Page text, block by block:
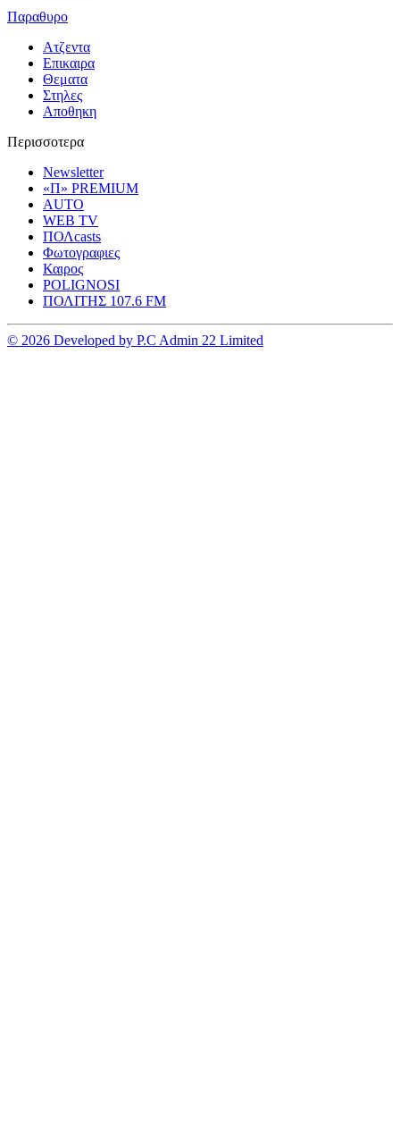
Παραθυρο
Ατζεντα
Επικαιρα
Θεματα
Στηλες
Αποθηκη
Περισσοτερα
Newsletter
«Π» PREMIUM
AUTO
WEB TV
ΠΟΛcasts
Φωτογραφιες
Καιρος
POLIGNOSI
ΠΟΛΙΤΗΣ 107.6 FM
© 2026 Developed by P.C Admin 22 Limited